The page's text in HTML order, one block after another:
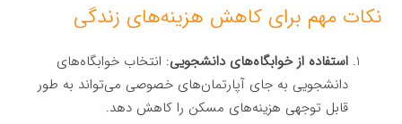
نکات مهم برای کاهش هزینه‌های زندگی
استفاده از خوابگاه‌های دانشجویی: انتخاب خوابگاه‌های
دانشجویی به جای آپارتمان‌های خصوصی می‌تواند به طور
قابل توجهی هزینه‌های مسکن را کاهش دهد.